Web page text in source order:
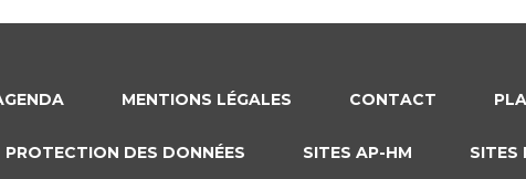
MENTIONS LÉGALES CONTACT
PROTECTION DES DONNÉES SITES AP-HM SITES